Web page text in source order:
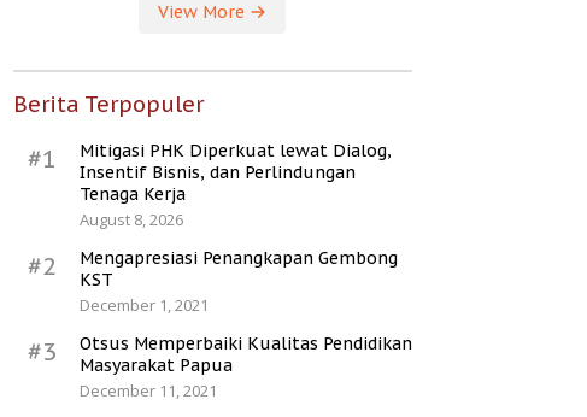
View More
Berita Terpopuler
#1
Mitigasi PHK Diperkuat lewat Dialog,
Insentif Bisnis, dan Perlindungan
Tenaga Kerja
August 8, 2026
#2
Mengapresiasi Penangkapan Gembong
KST
December 1, 2021
#3
Otsus Memperbaiki Kualitas Pendidikan
Masyarakat Papua
December 11, 2021